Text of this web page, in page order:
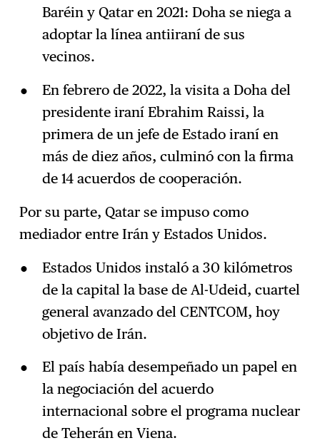
Baréin y Qatar en 2021: Doha se niega a
adoptar la línea antiiraní de sus
vecinos.
En febrero de 2022, la visita a Doha del
presidente iraní Ebrahim Raissi, la
primera de un jefe de Estado iraní en
más de diez años, culminó con la firma
de 14 acuerdos de cooperación.
Por su parte, Qatar se impuso como
mediador entre Irán y Estados Unidos.
Estados Unidos instaló a 30 kilómetros
de la capital la base de Al-Udeid, cuartel
general avanzado del CENTCOM, hoy
objetivo de Irán.
El país había desempeñado un papel en
la negociación del acuerdo
internacional sobre el programa nuclear
de Teherán en Viena.